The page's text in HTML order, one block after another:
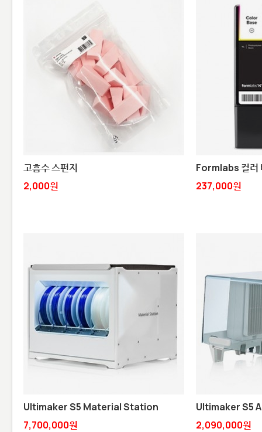
고흡수 스펀지
2,000원
Formlabs 컬러
237,000원
Ultimaker S5 Material Station
7,700,000원
Ultimaker S5
2,090,000원